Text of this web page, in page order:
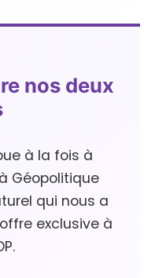
nos deux
à la fois à
Géopolitique
qui nous a
exclusive à